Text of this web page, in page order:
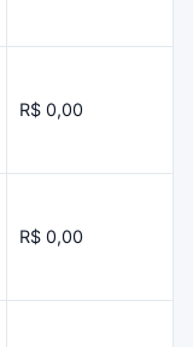
R$ 0,00
R$ 0,00